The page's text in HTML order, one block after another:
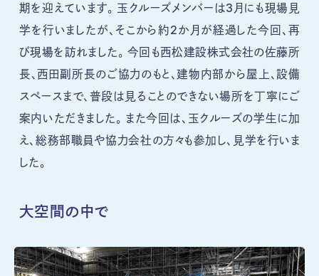
期を迎えています。 玉クルーズメンバーは3月にも現場見
学を行いましたが、そこから約2か月が経過した今回、再
び現場を訪れました。 今回も西松建設株式会社の佐藤所
長、西田副所長のご協力のもと、建物内部から屋上、設備
スペースまで、普段は見ることのできない場所を丁寧にご
案内いただきました。 また今回は、玉クルーズの学生に加
え、総務部職員や協力会社の方々も参加し、見学を行いま
した。
大空間の中で